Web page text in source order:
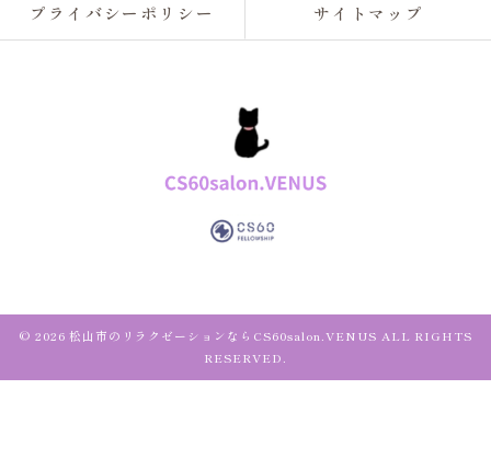
プライバシーポリシー サイトマップ
© 2026 松山市のリラクゼーションならCS60salon.VENUS ALL RIGHTS
RESERVED.